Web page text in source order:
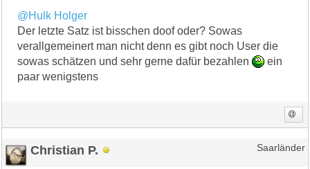
@Hulk Holger
Der letzte Satz ist bisschen doof oder? Sowas
verallgemeinert man nicht denn es gibt noch User die
sowas schätzen und sehr gerne dafür bezahlen
ein
paar wenigstens
Christian P. Saarländer